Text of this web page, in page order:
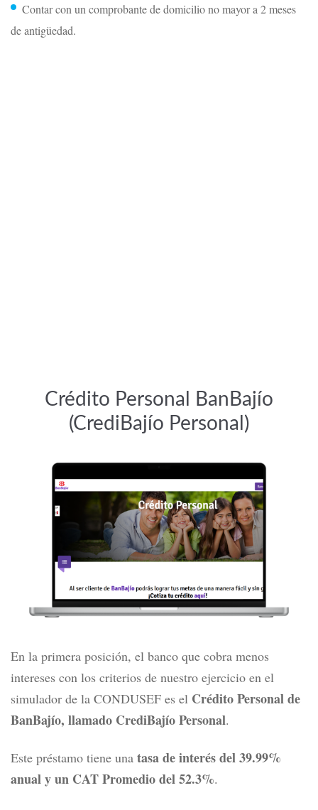
Contar con un comprobante de domicilio no mayor a 2 meses
de antigüedad.
Crédito Personal BanBajío
(CrediBajío Personal)
En la primera posición, el banco que cobra menos
intereses con los criterios de nuestro ejercicio en el
simulador de la CONDUSEF es el Crédito Personal de
BanBajío, llamado CrediBajío Personal.
Este préstamo tiene una tasa de interés del 39.99%
anual y un CAT Promedio del 52.3%.